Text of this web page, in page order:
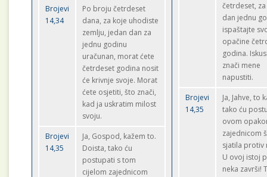
Brojevi
14,34
Po broju četrdeset
dana, za koje uhodiste
zemlju, jedan dan za
jednu godinu
uračunan, morat ćete
četrdeset godina nosit
će krivnje svoje. Morat
ćete osjetiti, što znači,
kad ja uskratim milost
svoju.
Brojevi
14,35
Ja, Gospod, kažem to.
Doista, tako ću
postupati s tom
cijelom zajednicom
četrdeset,
dan jednu
ispaštajte
opačine
godina.
znači mene
napustiti.
Brojevi
14,35
Ja, Jahve, to
tako ću
ovom
zajednicom
sjatila protiv
U ovoj istoj
neka završi!